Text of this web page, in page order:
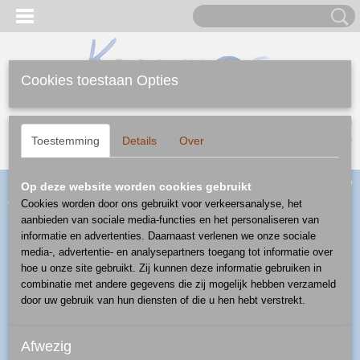
Inloggen Registreren
(0)
Cookies toestaan Opties
Toestemming Details Over
Op deze website worden cookies gebruikt
Cookies worden door ons gebruikt voor verkeersanalyse, het
aanbieden van sociale media-functies en het personaliseren van
informatie en advertenties. Daarnaast verlenen we onze sociale
media-, advertentie- en analysepartners toegang tot informatie over
hoe u onze site gebruikt. Zij kunnen deze informatie gebruiken in
combinatie met andere gegevens die zij mogelijk hebben verzameld
door uw gebruik van hun diensten of die u hen hebt verstrekt.
Afwezig
Home >Webshop> Feestdagen>Kerst>ontbijt/lunch/diner
> bord
hart - patroon 1121